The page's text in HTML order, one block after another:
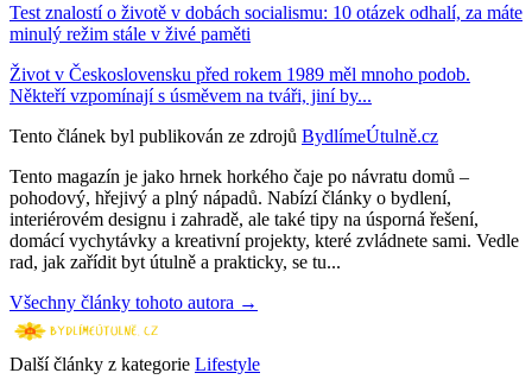
Test znalostí o životě v dobách socialismu: 10 otázek odhalí, za máte
minulý režim stále v živé paměti
Život v Československu před rokem 1989 měl mnoho podob.
Někteří vzpomínají s úsměvem na tváři, jiní by...
Tento článek byl publikován ze zdrojů BydlímeÚtulně.cz
Tento magazín je jako hrnek horkého čaje po návratu domů –
pohodový, hřejivý a plný nápadů. Nabízí články o bydlení,
interiérovém designu i zahradě, ale také tipy na úsporná řešení,
domácí vychytávky a kreativní projekty, které zvládnete sami. Vedle
rad, jak zařídit byt útulně a prakticky, se tu...
Všechny články tohoto autora →
Další články z kategorie Lifestyle